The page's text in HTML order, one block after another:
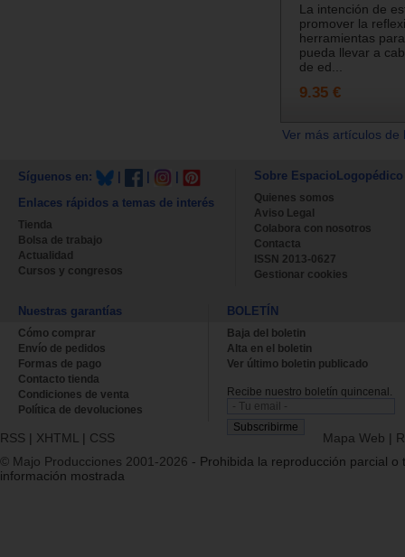
La intención de
promover la
herramientas
pueda llevar a
de ed...
9.35 €
Ver más artículos
Síguenos en:
Enlaces rápidos a temas de interés
Tienda
Bolsa de trabajo
Actualidad
Cursos y congresos
Sobre EspacioLogopédico
Quienes somos
Aviso Legal
Colabora con nosotros
Contacta
ISSN 2013-0627
Gestionar cookies
Nuestras garantías
Cómo comprar
Envío de pedidos
Formas de pago
Contacto tienda
Condiciones de venta
Política de devoluciones
BOLETÍN
Baja del boletin
Alta en el boletin
Ver último boletin publicado
Recibe nuestro boletín quincenal.
RSS | XHTML | CSS Mapa Web |
© Majo Producciones 2001-2026 - Prohibida la reproducción parcial o
información mostrada